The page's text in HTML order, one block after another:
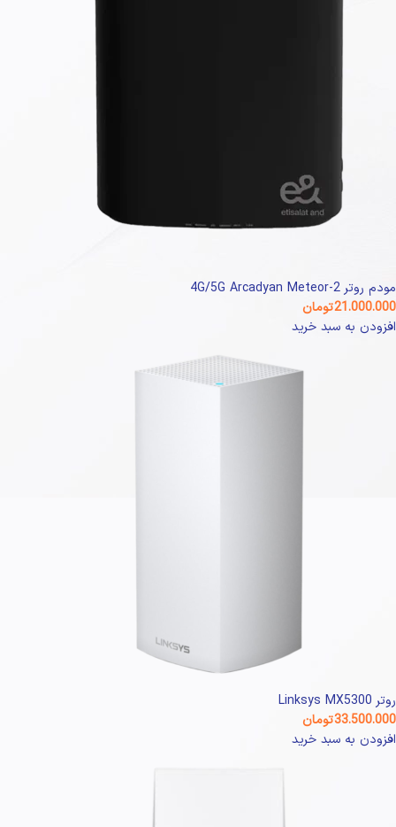
مودم روتر 4G/5G Arcadyan Meteor-2
21.000.000تومان
افزودن به سبد خرید
روتر Linksys MX5300
33.500.000تومان
افزودن به سبد خرید